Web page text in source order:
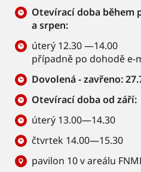
Otevírací doba během
a srpen:
úterý 12.30 —14.00
případně po dohodě e-
Dovolená - zavřeno:
Otevírací doba od září:
úterý 13.00—14.30
čtvrtek 14.00—15.30
pavilon 10 v areálu